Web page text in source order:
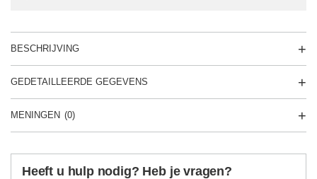
BESCHRIJVING
GEDETAILLEERDE GEGEVENS
MENINGEN (0)
Heeft u hulp nodig? Heb je vragen?